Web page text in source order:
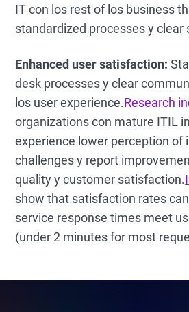
IT con los rest of los business
standardized processes y clear
Enhanced user satisfaction:
desk processes y clear
los user experience.Research
organizations con mature ITIL
experience lower perception of
challenges y report
quality y customer satisfaction.
show that satisfaction rates
service response times meet
(under 2 minutes for most